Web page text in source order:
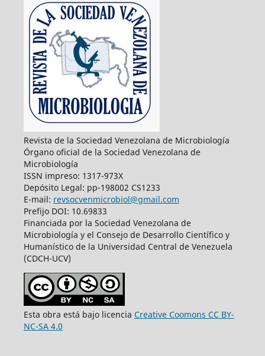
Revista de la Sociedad Venezolana de Microbiología
Órgano oficial de la Sociedad Venezolana de
Microbiología
ISSN impreso: 1317-973X
Depósito Legal: pp-198002 CS1233
E-mail: revsocvenmicrobiol@gmail.com
Prefijo DOI: 10.69833
Financiada por la Sociedad Venezolana de
Microbiología y el Consejo de Desarrollo Científico y
Humanístico de la Universidad Central de Venezuela
(CDCH-UCV)
Esta obra está bajo licencia Creative Coomons CC BY-
NC-SA 4.0